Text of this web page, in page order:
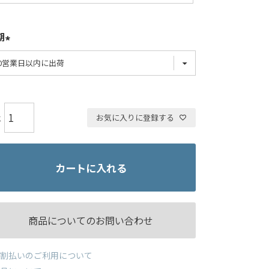
お気に入りに登録する
カートに入れる
商品についてのお問い合わせ
払いのご利用について